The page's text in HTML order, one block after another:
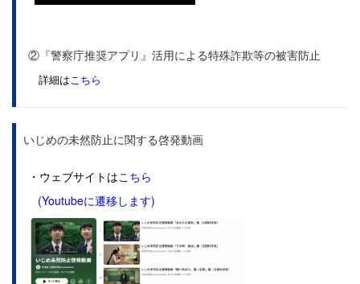
②『警察庁推奨アプリ』活用による特殊詐欺等の被害防止
詳細は こちら
いじめの未然防止に関する啓発動画
・ウェブサイトはこちら
(Youtubeに遷移します)